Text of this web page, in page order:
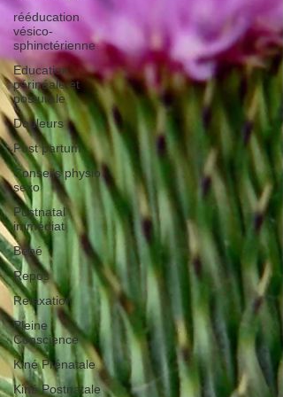
rééducation
vésico-
sphinctérienne
Education
périnéale et
posturale
Douleurs
Post partum
Conseils physio
sexo
Postnatal
immédiat
Bébé
Repos
Relaxation
Pleine
Conscience
Kiné Prénatale
Kiné Postnatale